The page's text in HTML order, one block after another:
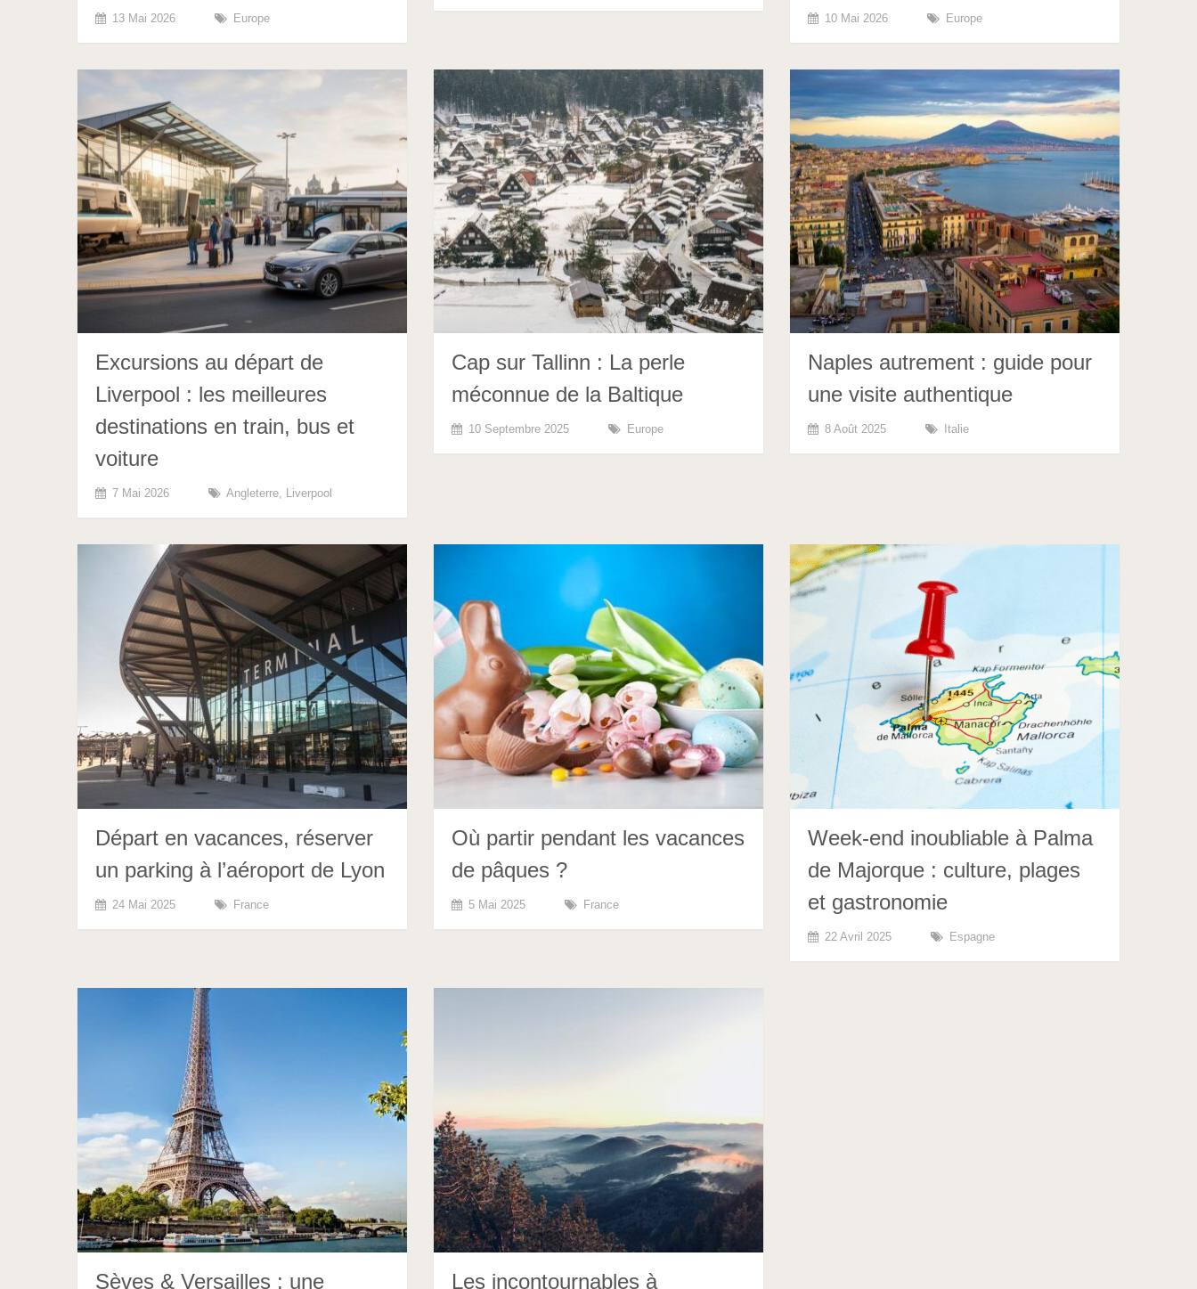
13 Mai 2026 Europe 10 Mai 2026 Europe
Excursions au départ de
Liverpool : les meilleures
destinations en train, bus et
voiture
7 Mai 2026 Angleterre, Liverpool
Cap sur Tallinn : La perle
méconnue de la Baltique
10 Septembre 2025 Europe
Naples autrement : guide pour
une visite authentique
8 Août 2025 Italie
Départ en vacances, réserver
un parking à l’aéroport de Lyon
24 Mai 2025 France
Où partir pendant les vacances
de pâques ?
5 Mai 2025 France
Week-end inoubliable à Palma
de Majorque : culture, plages
et gastronomie
22 Avril 2025 Espagne
Sèves & Versailles : une Les incontournables à